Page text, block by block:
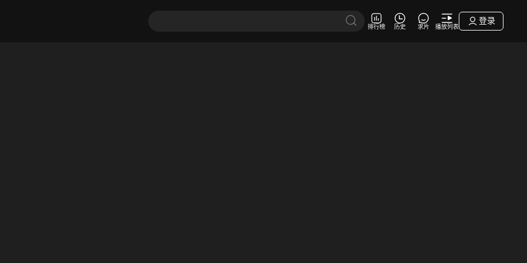
排行榜 历史 求片 播放列表
登录